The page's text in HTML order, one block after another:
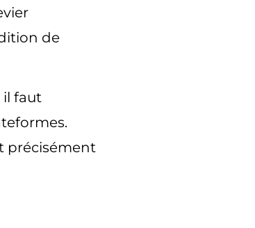
de
il faut
.
précisément